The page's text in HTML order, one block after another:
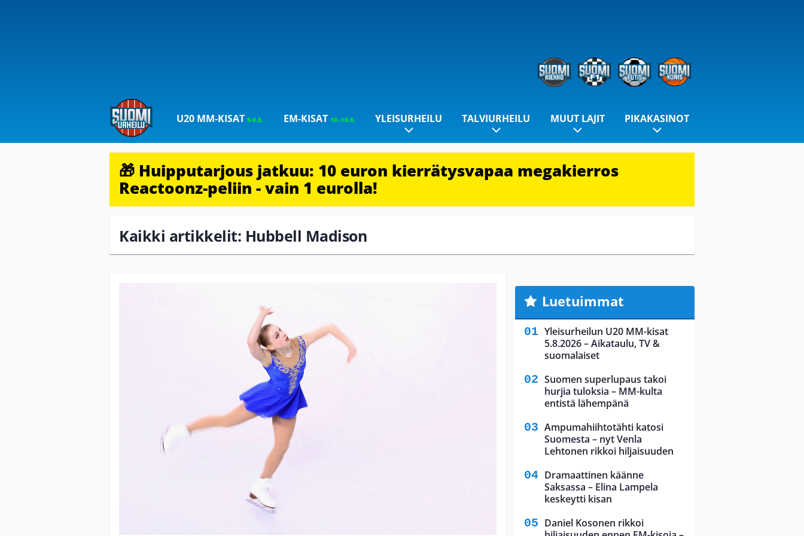
U20 MM-KISAT5-9.8. EM-KISAT 10.-16.8. YLEISURHEILU TALVIURHEILU MUUT LAJIT PIKAKASINOT
🎁 Huipputarjous jatkuu: 10 euron kierrätysvapaa megakierros
Reactoonz-peliin - vain 1 eurolla!
Kaikki artikkelit: Hubbell Madison
Luetuimmat
Yleisurheilun U20 MM-kisat
5.8.2026 – Aikataulu, TV &
suomalaiset
Suomen superlupaus takoi
hurjia tuloksia – MM-kulta
entistä lähempänä
Ampumahiihtotähti katosi
Suomesta – nyt Venla
Lehtonen rikkoi hiljaisuuden
Dramaattinen käänne
Saksassa – Elina Lampela
keskeytti kisan
Daniel Kosonen rikkoi